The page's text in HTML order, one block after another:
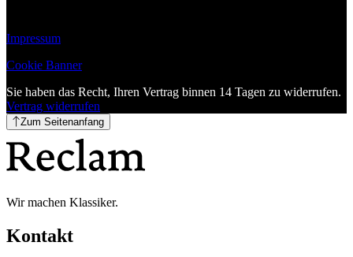
Impressum
Cookie Banner
Sie haben das Recht, Ihren Vertrag binnen 14 Tagen zu widerrufen.
Vertrag widerrufen
Zum Seitenanfang
Wir machen Klassiker.
Kontakt